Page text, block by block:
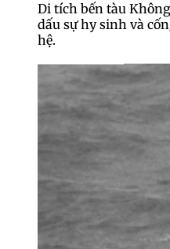
Di tích bến tàu
dấu sự hy sinh và
hệ.